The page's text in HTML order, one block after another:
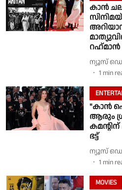
കാൻ
റഹ്‌‌മാൻ
ന്യൂസ്
1 min
"കാൻ
ആരും
ഭട്ട്
ന്യൂസ്
1 min
MOVIES